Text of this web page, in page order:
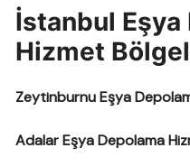
İstanbul Eşya
Hizmet
Zeytinburnu Eşya
Adalar Eşya Depolama